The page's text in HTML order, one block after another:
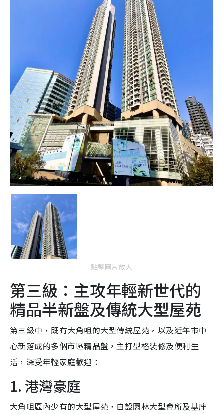
點擊圖片放大
第三級：主攻年輕新世代的
精品半新盤及傳統大型屋苑
第三級中，既有大角咀的大型傳統屋苑，以及近年市中
心新落成的多個市區精品盤，主打型格裝修及便利生
活，深受年輕家庭歡迎：
1. 港灣豪庭
大角咀區內少有的大型屋苑，自設園林大型會所及基座